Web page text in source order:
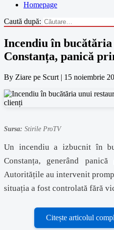
Homepage
Caută după:
Incendiu în
Constanța, panică
By Ziare pe Scurt | 15 noiembrie
Sursa: Stirile ProTV
Un incendiu a izbucnit în
Constanța, generând
Autoritățile au intervenit
situația a fost controlată fără
Citește articolul